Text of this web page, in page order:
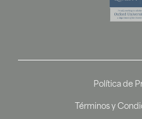
Política de
Términos y